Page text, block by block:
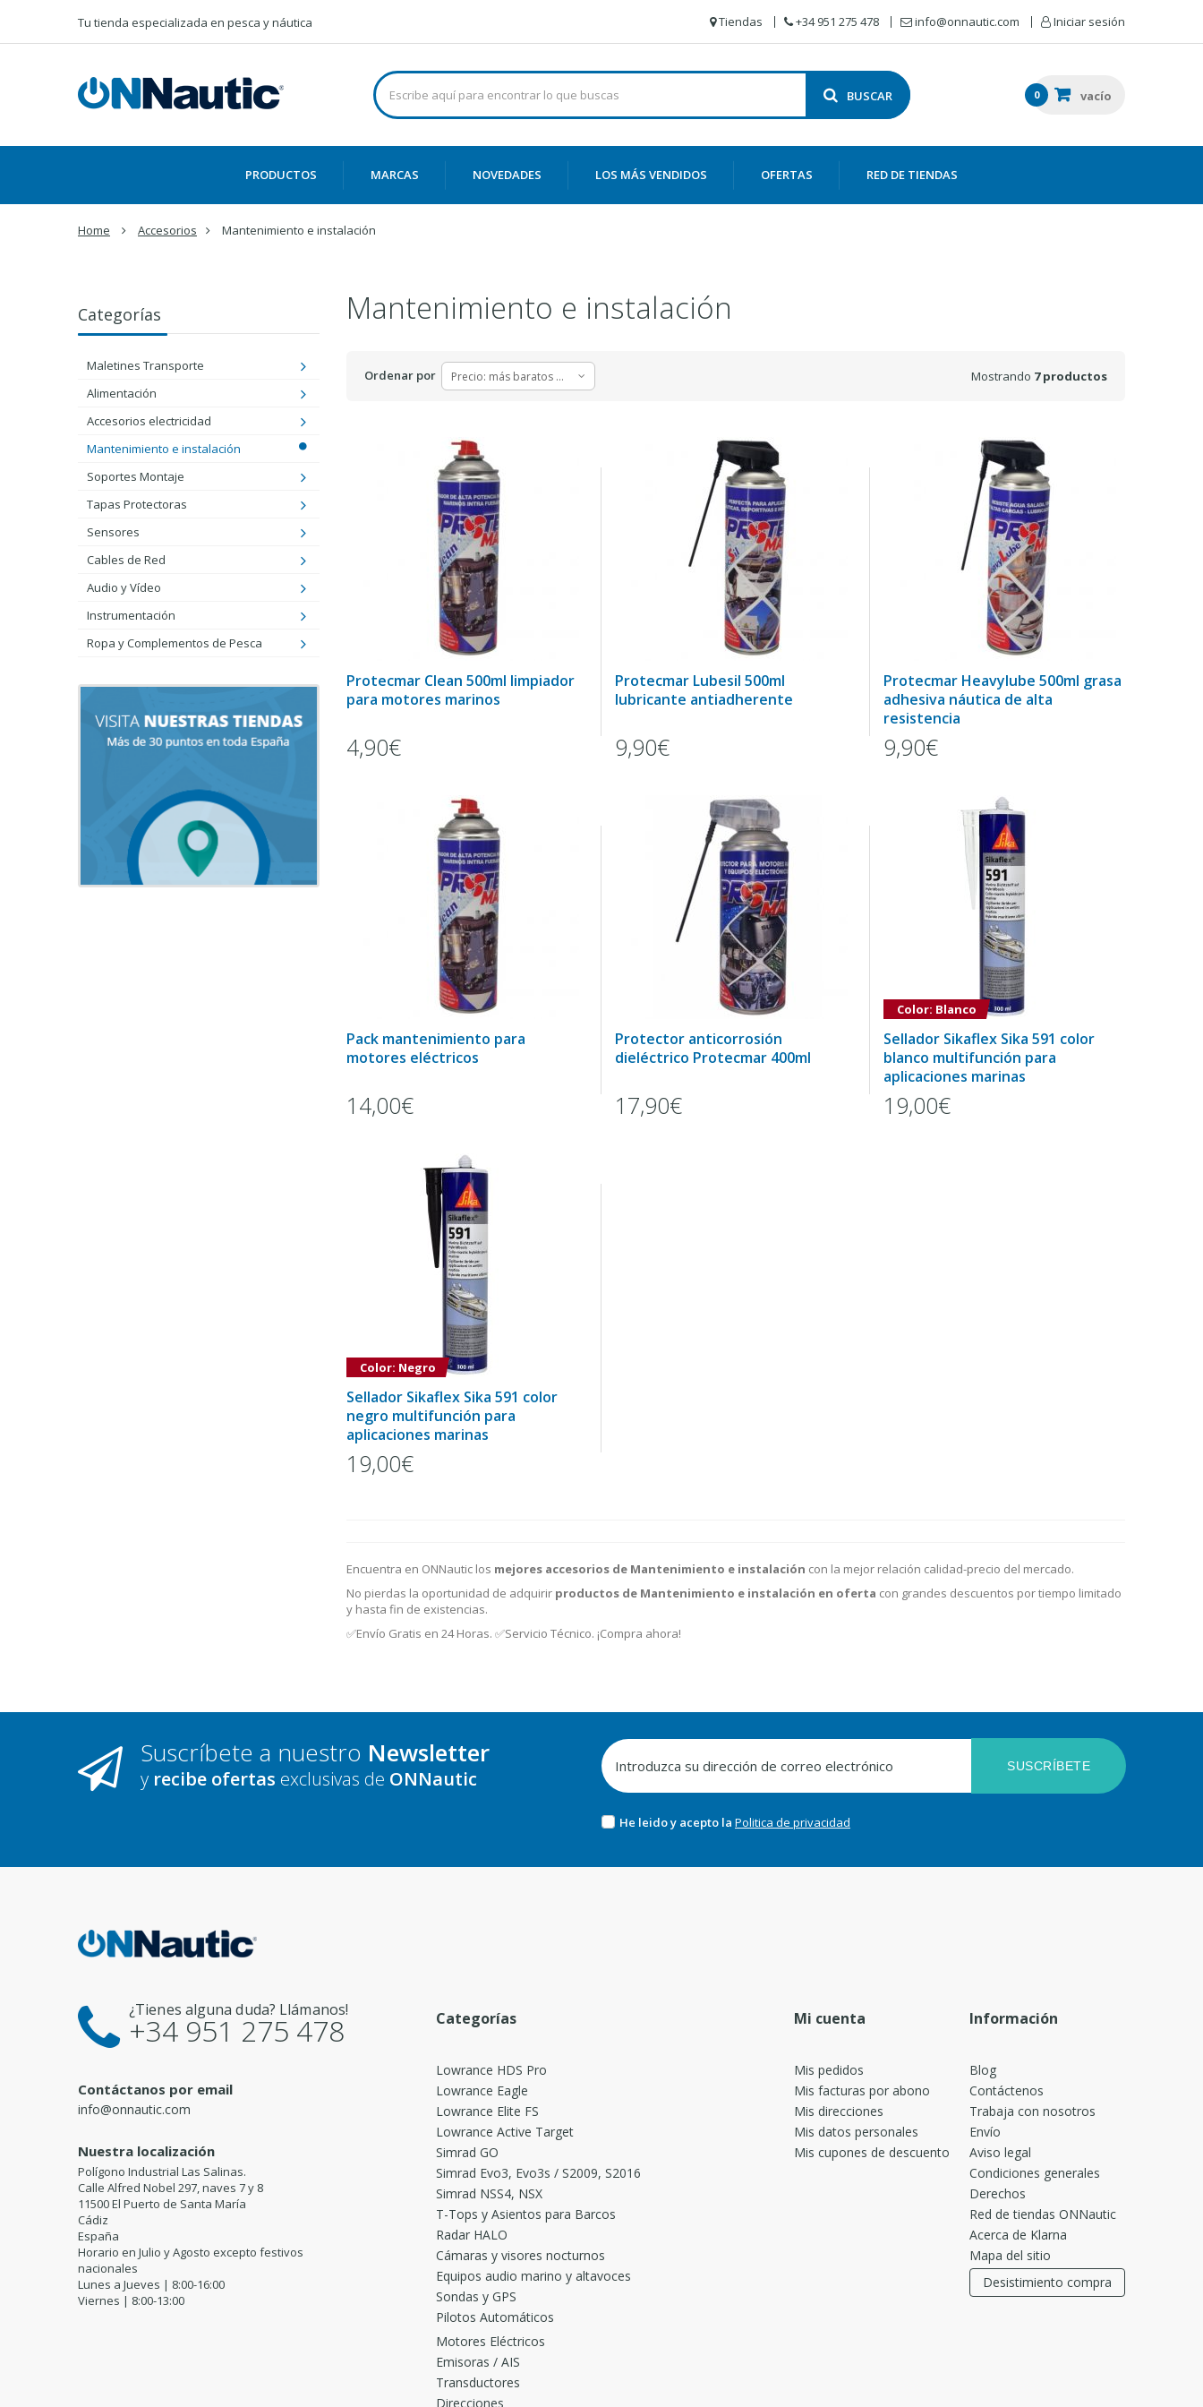
Tu tienda especializada en pesca y náutica Tiendas +34 951 275 478 info@onnautic.com Iniciar sesión
BUSCAR 0 vacío
PRODUCTOS MARCAS NOVEDADES LOS MÁS VENDIDOS OFERTAS RED DE TIENDAS
Home Accesorios Mantenimiento e instalación
Categorías
Maletines Transporte
Alimentación
Accesorios electricidad
Mantenimiento e instalación
Soportes Montaje
Tapas Protectoras
Sensores
Cables de Red
Audio y Vídeo
Instrumentación
Ropa y Complementos de Pesca
Mantenimiento e instalación
Ordenar por Precio: más baratos primero Mostrando 7 productos
Protecmar Clean 500ml limpiador
para motores marinos
4,90€
Protecmar Lubesil 500ml
lubricante antiadherente
9,90€
Protecmar Heavylube 500ml grasa
adhesiva náutica de alta
resistencia
9,90€
Pack mantenimiento para
motores eléctricos
14,00€
Protector anticorrosión
dieléctrico Protecmar 400ml
17,90€
Color: Blanco
Sellador Sikaflex Sika 591 color
blanco multifunción para
aplicaciones marinas
19,00€
Color: Negro
Sellador Sikaflex Sika 591 color
negro multifunción para
aplicaciones marinas
19,00€
Encuentra en ONNautic los mejores accesorios de Mantenimiento e instalación con la mejor relación calidad-precio del mercado.
No pierdas la oportunidad de adquirir productos de Mantenimiento e instalación en oferta con grandes descuentos por tiempo limitado
y hasta fin de existencias.
✅Envío Gratis en 24 Horas. ✅Servicio Técnico. ¡Compra ahora!
Suscríbete a nuestro Newsletter
y recibe ofertas exclusivas de ONNautic
SUSCRÍBETE
He leido y acepto la Politica de privacidad
¿Tienes alguna duda? Llámanos!
+34 951 275 478
Contáctanos por email
info@onnautic.com
Nuestra localización
Polígono Industrial Las Salinas.
Calle Alfred Nobel 297, naves 7 y 8
11500 El Puerto de Santa María
Cádiz
España
Horario en Julio y Agosto excepto festivos
nacionales
Lunes a Jueves | 8:00-16:00
Viernes | 8:00-13:00
Categorías
Lowrance HDS Pro
Lowrance Eagle
Lowrance Elite FS
Lowrance Active Target
Simrad GO
Simrad Evo3, Evo3s / S2009, S2016
Simrad NSS4, NSX
T-Tops y Asientos para Barcos
Radar HALO
Cámaras y visores nocturnos
Equipos audio marino y altavoces
Sondas y GPS
Pilotos Automáticos
Motores Eléctricos
Emisoras / AIS
Transductores
Direcciones
Mi cuenta
Mis pedidos
Mis facturas por abono
Mis direcciones
Mis datos personales
Mis cupones de descuento
Información
Blog
Contáctenos
Trabaja con nosotros
Envío
Aviso legal
Condiciones generales
Derechos
Red de tiendas ONNautic
Acerca de Klarna
Mapa del sitio
Desistimiento compra